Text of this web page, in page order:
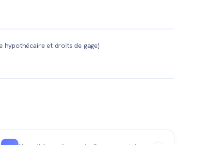
hypothécaire et droits de gage)